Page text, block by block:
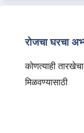
रोजचा घरचा
कोणत्याही
मिळवण्यासाठी